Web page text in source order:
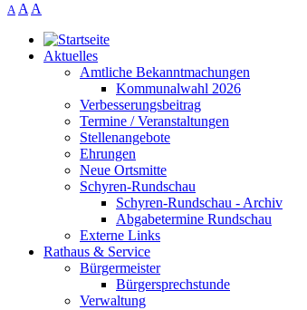
A A A
Aktuelles
Amtliche Bekanntmachungen
Kommunalwahl 2026
Verbesserungsbeitrag
Termine / Veranstaltungen
Stellenangebote
Ehrungen
Neue Ortsmitte
Schyren-Rundschau
Schyren-Rundschau - Archiv
Abgabetermine Rundschau
Externe Links
Rathaus & Service
Bürgermeister
Bürgersprechstunde
Verwaltung